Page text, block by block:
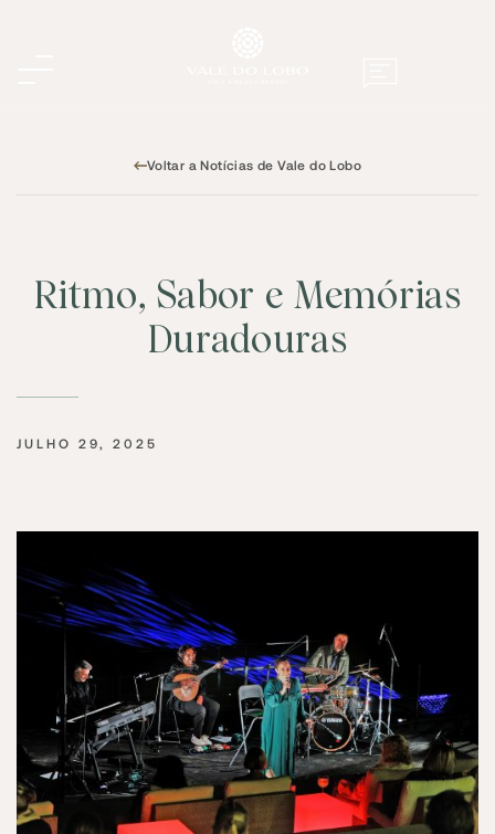
Voltar a Notícias de Vale do Lobo
Ritmo, Sabor e Memórias
Duradouras
JULHO 29, 2025